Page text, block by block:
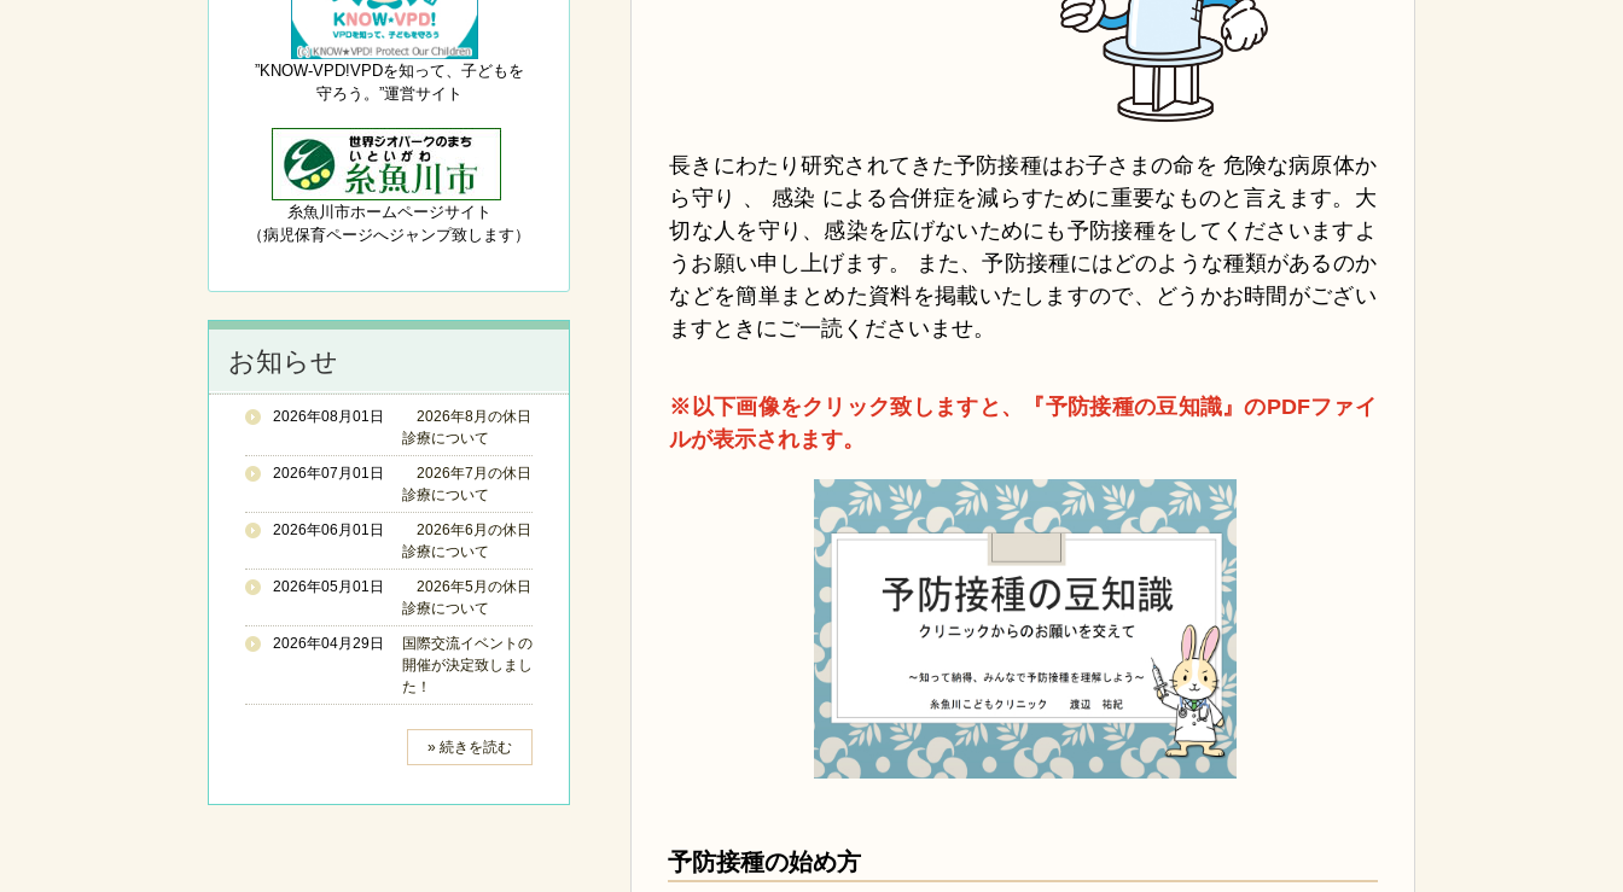
長きにわたり研究されてきた予防接種はお子さまの命を 危険な病原体か
ら守り 、 感染 による合併症を減らすために重要なものと言えます。大
切な人を守り、感染を広げないためにも予防接種をしてくださいますよ
うお願い申し上げます。 また、予防接種にはどのような種類があるのか
などを簡単まとめた資料を掲載いたしますので、どうかお時間がござい
ますときにご一読くださいませ。
※以下画像をクリック致しますと、『予防接種の豆知識』のPDFファイ
ルが表示されます。
予防接種の始め方
”KNOW-VPD!VPDを知って、子どもを
守ろう。”運営サイト
糸魚川市ホームページサイト
（病児保育ページへジャンプ致します）
お知らせ
2026年08月01日
2026年8月の休日
診療について
2026年07月01日
2026年7月の休日
診療について
2026年06月01日
2026年6月の休日
診療について
2026年05月01日
2026年5月の休日
診療について
2026年04月29日
国際交流イベントの
開催が決定致しまし
た！
» 続きを読む